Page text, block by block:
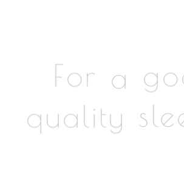
For a
quality